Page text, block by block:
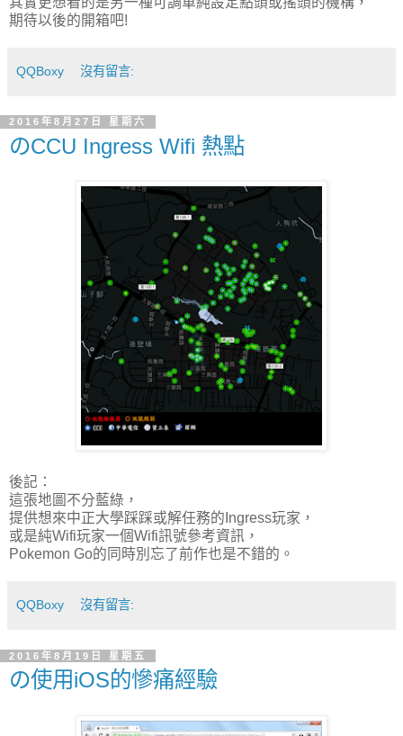
期待以後的開箱吧!
QQBoxy 沒有留言:
2016年8月27日 星期六
のCCU Ingress Wifi 熱點
後記：
這張地圖不分藍綠，
提供想來中正大學踩踩或解任務的Ingress玩家，
或是純Wifi玩家一個Wifi訊號參考資訊，
Pokemon Go的同時別忘了前作也是不錯的。
QQBoxy 沒有留言:
2016年8月19日 星期五
の使用iOS的慘痛經驗